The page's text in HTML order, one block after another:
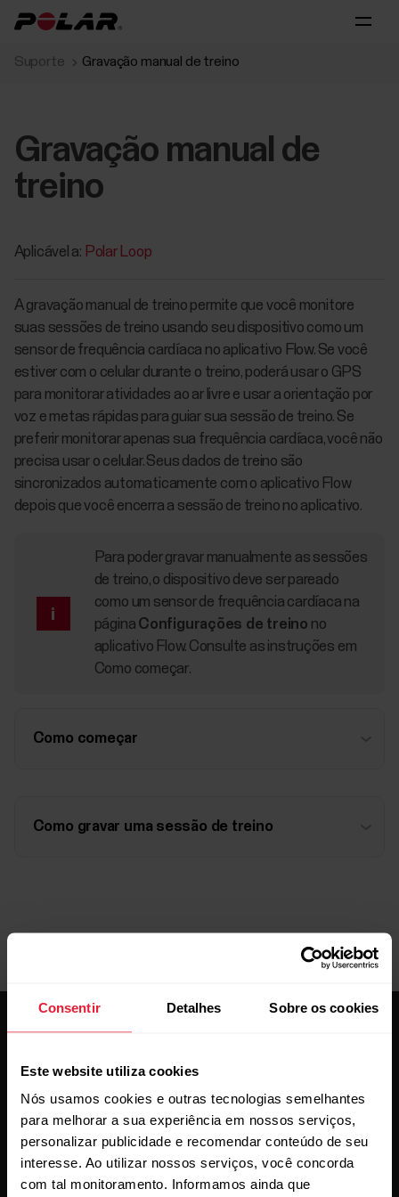
Consentir Detalhes Sobre os cookies
Este website utiliza cookies
Nós usamos cookies e outras tecnologias semelhantes
para melhorar a sua experiência em nossos serviços,
personalizar publicidade e recomendar conteúdo de seu
interesse. Ao utilizar nossos serviços, você concorda
com tal monitoramento. Informamos ainda que
Suporte Gravação manual de treino
Gravação manual de
treino
Aplicável a: Polar Loop
A gravação manual de treino permite que você monitore
suas sessões de treino usando seu dispositivo como um
sensor de frequência cardíaca no aplicativo Flow. Se você
estiver com o celular durante o treino, poderá usar o GPS
para monitorar atividades ao ar livre e usar a orientação por
voz e metas rápidas para guiar sua sessão de treino. Se
preferir monitorar apenas sua frequência cardíaca, você não
precisa usar o celular. Seus dados de treino são
sincronizados automaticamente com o aplicativo Flow
depois que você encerra a sessão de treino no aplicativo.
Para poder gravar manualmente as sessões
de treino, o dispositivo deve ser pareado
como um sensor de frequência cardíaca na
página Configurações de treino no
aplicativo Flow. Consulte as instruções em
Como começar.
Como começar
Como gravar uma sessão de treino
Conheça as novidades.
Subscreva a nossa newsletter quinzenal para